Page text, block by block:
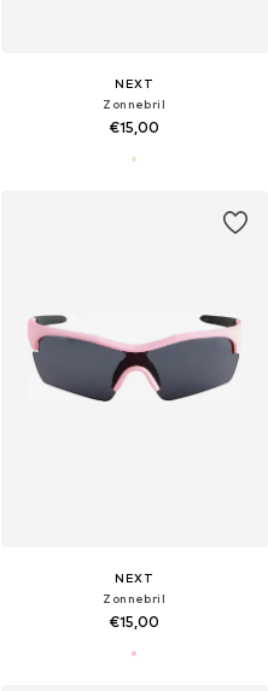
NEXT
Zonnebril
€15,00
NEXT
Zonnebril
€15,00